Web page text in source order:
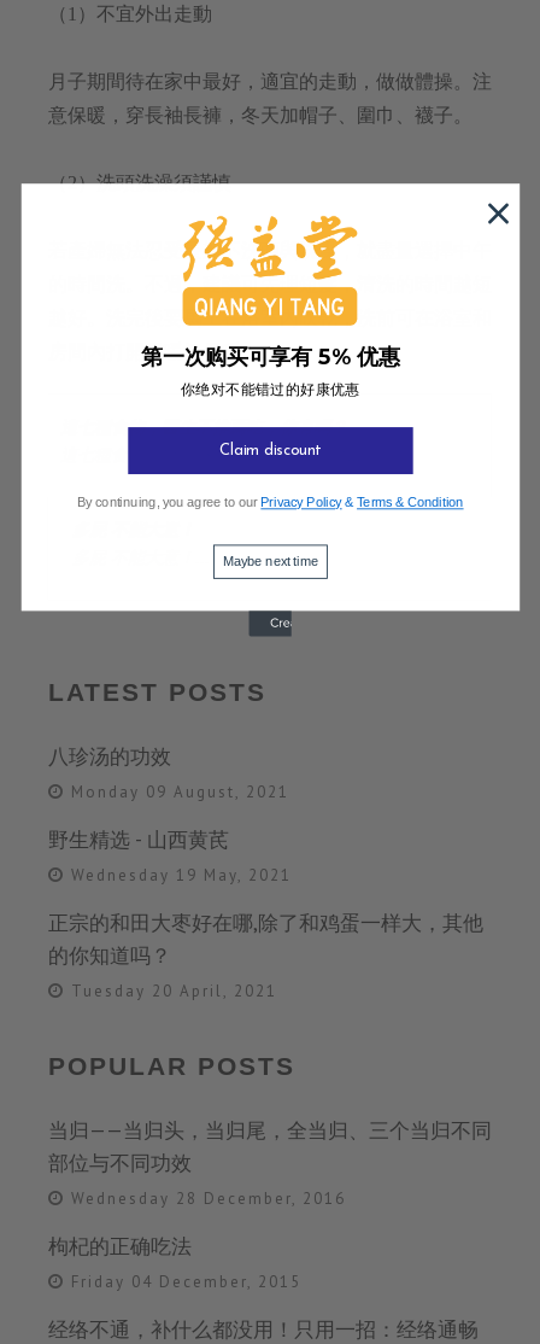
（1）不宜外出走動
月子期間待在家中最好，適宜的走動，做做體操。注
意保暖，穿長袖長褲，冬天加帽子、圍巾、襪子。
（2）洗頭洗澡須謹慎
若產婦無法忍受長期不洗頭與洗澡，就盡量選擇中午
的時間洗。不過，建議可先理短髮，清洗的時間越短
越好。洗完後要馬上在浴室內吹乾，洗前可在浴室和
房間內打開電暖氣保暖。
這七種食物，醫生不推薦吃，你有嗎？
這七種食物，醫生不推薦吃，你有嗎？...
LATEST POSTS
八珍汤的功效
Monday 09 August, 2021
野生精选 - 山西黄芪
Wednesday 19 May, 2021
正宗的和田大枣好在哪,除了和鸡蛋一样大，其他
的你知道吗？
Tuesday 20 April, 2021
POPULAR POSTS
当归——当归头，当归尾，全当归、三个当归不同
部位与不同功效
Wednesday 28 December, 2016
枸杞的正确吃法
Friday 04 December, 2015
经络不通，补什么都没用！只用一招：经络通畅
第一次购买可享有 5% 优惠
你绝对不能错过的好康优惠
Claim discount
By continuing, you agree to our Privacy Policy&Terms & Condition
Maybe next time